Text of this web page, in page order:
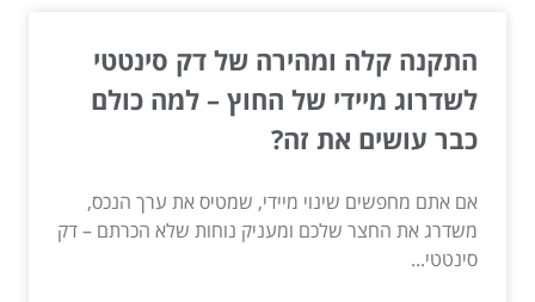
התקנה קלה ומהירה של דק סינטטי
לשדרוג מיידי של החוץ – למה כולם
כבר עושים את זה?
אם אתם מחפשים שינוי מיידי, שמטיס את ערך הנכס,
משדרג את החצר שלכם ומעניק נוחות שלא הכרתם – דק
סינטטי...